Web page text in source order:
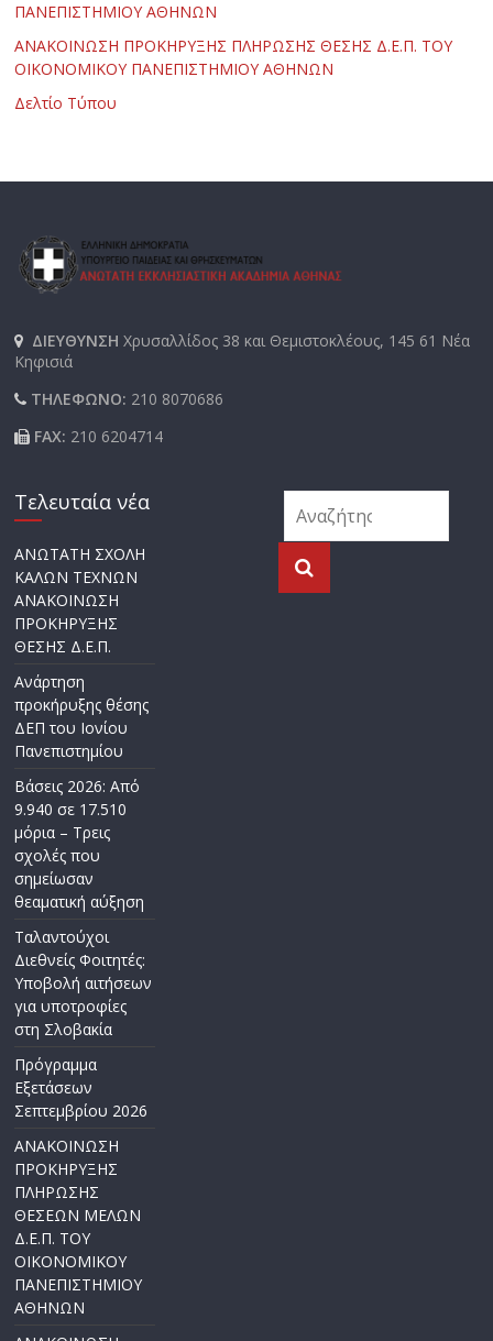
ΠΑΝΕΠΙΣΤΗΜΙΟΥ ΑΘΗΝΩΝ
ΑΝΑΚΟΙΝΩΣΗ ΠΡΟΚΗΡΥΞΗΣ ΠΛΗΡΩΣΗΣ ΘΕΣΗΣ Δ.Ε.Π. ΤΟΥ
ΟΙΚΟΝΟΜΙΚΟΥ ΠΑΝΕΠΙΣΤΗΜΙΟΥ ΑΘΗΝΩΝ
Δελτίο Τύπου
ΔΙΕΥΘΥΝΣΗΧρυσαλλίδος 38 και Θεμιστοκλέους, 145 61 Νέα
Κηφισιά
ΤΗΛΕΦΩΝΟ: 210 8070686
FAX: 210 6204714
Τελευταία νέα
ΑΝΩΤΑΤΗ ΣΧΟΛΗ
ΚΑΛΩΝ ΤΕΧΝΩΝ
ΑΝΑΚΟΙΝΩΣΗ
ΠΡΟΚΗΡΥΞΗΣ
ΘΕΣΗΣ Δ.Ε.Π.
Ανάρτηση
προκήρυξης θέσης
ΔΕΠ του Ιονίου
Πανεπιστημίου
Βάσεις 2026: Από
9.940 σε 17.510
μόρια – Τρεις
σχολές που
σημείωσαν
θεαματική αύξηση
Ταλαντούχοι
Διεθνείς Φοιτητές:
Υποβολή αιτήσεων
για υποτροφίες
στη Σλοβακία
Πρόγραμμα
Εξετάσεων
Σεπτεμβρίου 2026
ΑΝΑΚΟΙΝΩΣΗ
ΠΡΟΚΗΡΥΞΗΣ
ΠΛΗΡΩΣΗΣ
ΘΕΣΕΩΝ ΜΕΛΩΝ
Δ.Ε.Π. ΤΟΥ
ΟΙΚΟΝΟΜΙΚΟΥ
ΠΑΝΕΠΙΣΤΗΜΙΟΥ
ΑΘΗΝΩΝ